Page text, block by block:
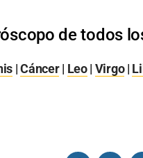
de todos
|Cáncer| Leo| Virgo|